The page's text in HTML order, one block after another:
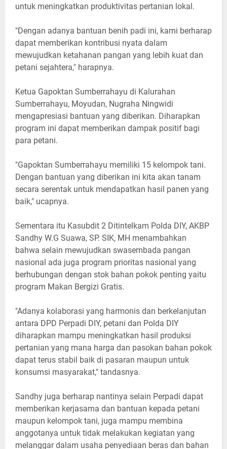
untuk meningkatkan produktivitas pertanian lokal.
"Dengan adanya bantuan benih padi ini, kami berharap
dapat memberikan kontribusi nyata dalam
mewujudkan ketahanan pangan yang lebih kuat dan
petani sejahtera," harapnya.
Ketua Gapoktan Sumberrahayu di Kalurahan
Sumberrahayu, Moyudan, Nugraha Ningwidi
mengapresiasi bantuan yang diberikan. Diharapkan
program ini dapat memberikan dampak positif bagi
para petani.
"Gapoktan Sumberrahayu memiliki 15 kelompok tani.
Dengan bantuan yang diberikan ini kita akan tanam
secara serentak untuk mendapatkan hasil panen yang
baik," ucapnya.
Sementara itu Kasubdit 2 Ditintelkam Polda DIY, AKBP
Sandhy W.G Suawa, SP. SIK, MH menambahkan
bahwa selain mewujudkan swasembada pangan
nasional ada juga program prioritas nasional yang
berhubungan dengan stok bahan pokok penting yaitu
program Makan Bergizi Gratis.
"Adanya kolaborasi yang harmonis dan berkelanjutan
antara DPD Perpadi DIY, petani dan Polda DIY
diharapkan mampu meningkatkan hasil produksi
pertanian yang mana harga dan pasokan bahan pokok
dapat terus stabil baik di pasaran maupun untuk
konsumsi masyarakat," tandasnya.
Sandhy juga berharap nantinya selain Perpadi dapat
memberikan kerjasama dan bantuan kepada petani
maupun kelompok tani, juga mampu membina
anggotanya untuk tidak melakukan kegiatan yang
melanggar dalam usaha penyediaan beras dan bahan